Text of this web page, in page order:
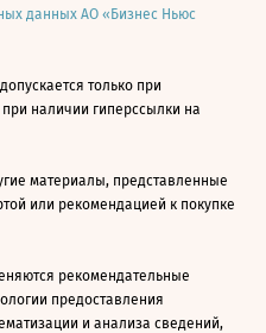
данных АО «Бизнес Ньюс
только при
при наличии гиперссылки на
материалы, представленные
или рекомендацией к покупке
рекомендательные
предоставления
и анализа сведений,